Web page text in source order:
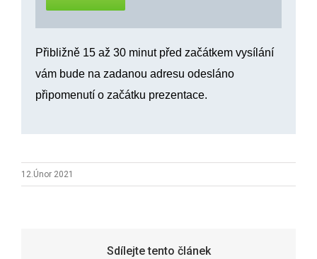
Přibližně 15 až 30 minut před začátkem vysílání
vám bude na zadanou adresu odesláno
připomenutí o začátku prezentace.
12.Únor 2021
Sdílejte tento článek